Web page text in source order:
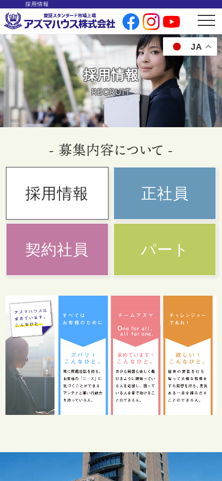
採用情報
t
o
g
l
a
v
i
g
a
t
i
o
JA
採用情報
RECRUIT
- 募集内容について -
採用情報 正社員
契約社員 パート